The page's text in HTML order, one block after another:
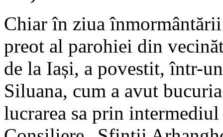
Chiar în ziua
preot al parohiei din
de la Iași, a povestit, într-
Siluana, cum a avut
lucrarea sa prin